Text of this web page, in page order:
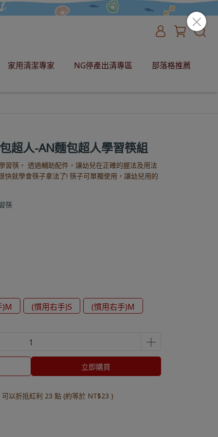
家用清潔專家 NG停產出清專區 部落格推薦
超人-AN麵包超人學習筷組
習筷， 透過輔助配件，讓幼兒在正確的握法及用法
就學會筷子拿法了! 筷子可單獨使用，讓幼兒用的
筷
(慣用右手)S (慣用右手)M
立即購買
以折抵紅利 23 點 (約等於 NT$23 )